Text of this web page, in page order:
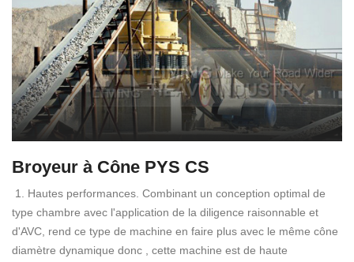
Broyeur à Cône PYS CS
1. Hautes performances. Combinant un conception optimal de
type chambre avec l'application de la diligence raisonnable et
d'AVC, rend ce type de machine en faire plus avec le même cône
diamètre dynamique donc , cette machine est de haute